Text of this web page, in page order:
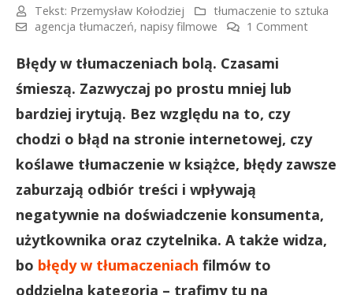
Tekst: Przemysław Kołodziej
tłumaczenie to sztuka
agencja tłumaczeń,napisy filmowe 1 Comment
Błędy w tłumaczeniach bolą. Czasami
śmieszą. Zazwyczaj po prostu mniej lub
bardziej irytują. Bez względu na to, czy
chodzi o błąd na stronie internetowej, czy
koślawe tłumaczenie w książce, błędy zawsze
zaburzają odbiór treści i wpływają
negatywnie na doświadczenie konsumenta,
użytkownika oraz czytelnika. A także widza,
bo błędy w tłumaczeniach filmów to
oddzielna kategoria – trafimy tu na